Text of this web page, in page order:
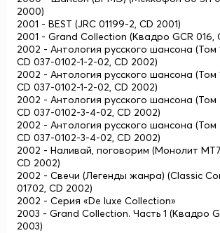
2000)
2001 - BEST (JRC 01199-2, CD 2001)
2001 - Grand Collection (Квадро GCR 016,
2002 - Антология русского шансона (Том
CD 037-0102-1-2-02, CD 2002)
2002 - Антология русского шансона (Том
CD 037-0102-1-2-02, CD 2002)
2002 - Антология русского шансона (Том
CD 037-0102-3-4-02, CD 2002)
2002 - Антология русского шансона (Том
CD 037-0102-3-4-02, CD 2002)
2002 - Наливай, поговорим (Монолит
CD 2002)
2002 - Свечи (Легенды жанра) (Classic
01702, CD 2002)
2002 - Серия «De luxe Collection»
2003 - Grand Collection. Часть 1 (Квадро
2003)